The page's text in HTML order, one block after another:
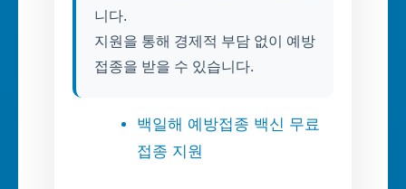
니다.
지원을 통해 경제적 부담 없이 예방
백일해 예방접종 백신 무료
접종 지원